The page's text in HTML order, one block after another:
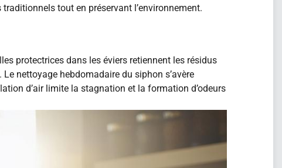
tout en préservant l’environnement.
protectrices dans les éviers retiennent les résidus
nettoyage hebdomadaire du siphon s’avère
d’air limite la stagnation et la formation d’odeurs